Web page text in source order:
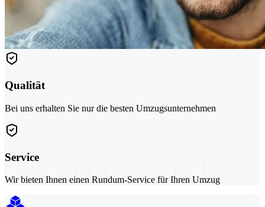
Qualität
Bei uns erhalten Sie nur die besten Umzugsunternehmen
Service
Wir bieten Ihnen einen Rundum-Service für Ihren Umzug